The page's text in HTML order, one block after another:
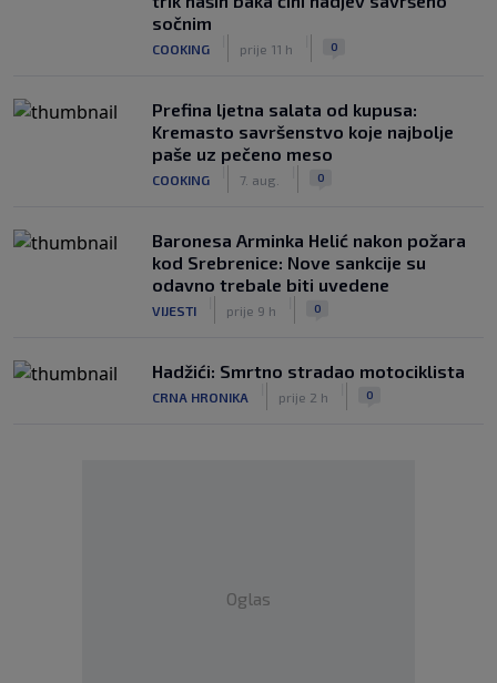
sočnim
COOKING prije 11 h 0
Prefina ljetna salata od kupusa:
Kremasto savršenstvo koje najbolje
paše uz pečeno meso
COOKING 7. aug. 0
Baronesa Arminka Helić nakon požara
kod Srebrenice: Nove sankcije su
odavno trebale biti uvedene
VIJESTI prije 9 h 0
Hadžići: Smrtno stradao motociklista
CRNA HRONIKA prije 2 h 0
Oglas